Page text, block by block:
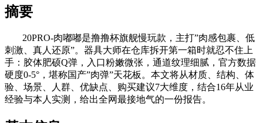
摘要
20PRO-肉嘟嘟是撸撸杯旗舰慢玩款，主打”肉感包裹、低
刺激、真人还原”。器具大师在仓库拆开第一箱时就忍不住上
手：胶体肥硕Q弹，入口粉嫩微张，通道纹理细腻，官方数据
硬度0-5°，堪称国产”肉弹”天花板。本文将从材质、结构、体
验、场景、人群、优缺点、购买建议7大维度，结合16年从业
经验与本人实测，给出全网最接地气的一份报告。